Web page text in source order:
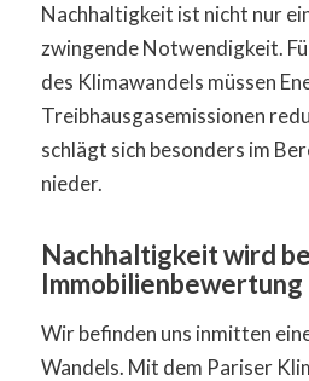
Nachhaltigkeit ist nicht nur
zwingende Notwendigkeit.
des Klimawandels müssen
Treibhausgasemissionen
schlägt sich besonders im
nieder.
Nachhaltigkeit wird
Wir befinden uns inmitten
Wandels. Mit dem Pariser